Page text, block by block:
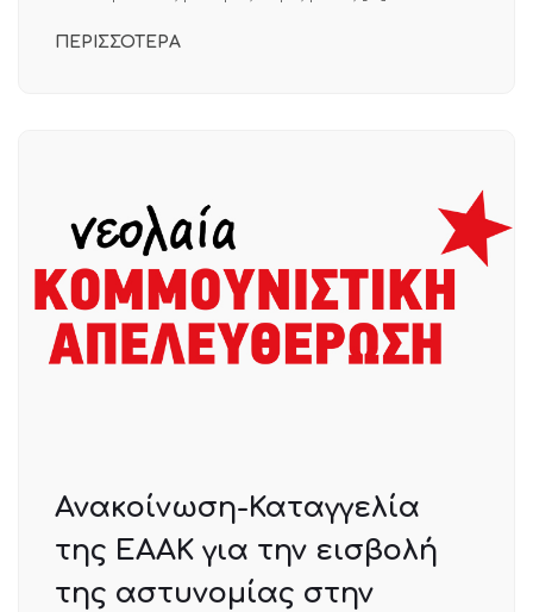
ΠΕΡΙΣΣΟΤΕΡΑ
Ανακοίνωση-Καταγγελία
της ΕΑΑΚ για την εισβολή
της αστυνομίας στην